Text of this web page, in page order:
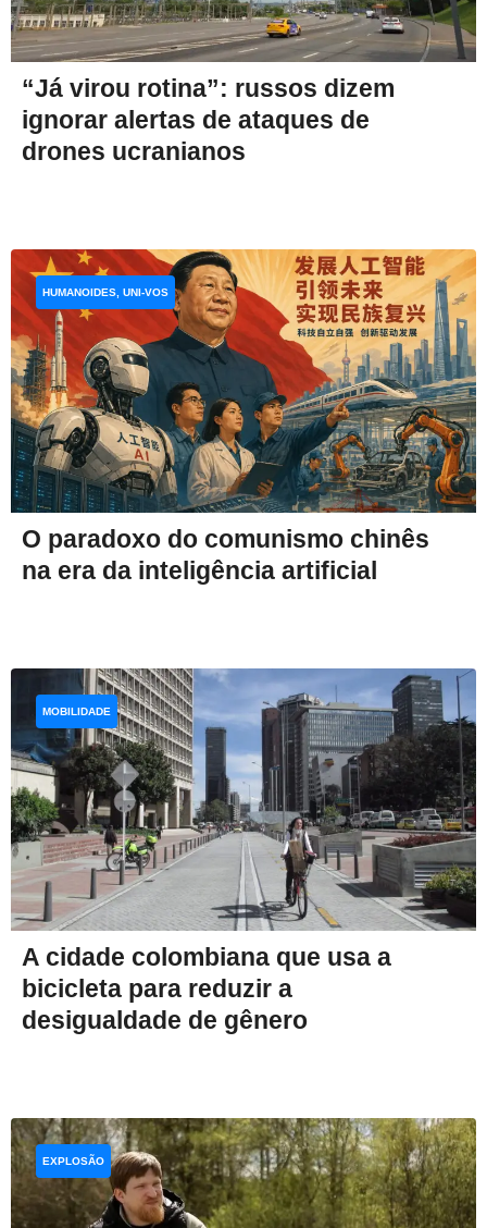
“Já virou rotina”: russos dizem
ignorar alertas de ataques de
drones ucranianos
O paradoxo do comunismo chinês
na era da inteligência artificial
HUMANOIDES, UNI-VOS
A cidade colombiana que usa a
bicicleta para reduzir a
desigualdade de gênero
MOBILIDADE
EXPLOSÃO